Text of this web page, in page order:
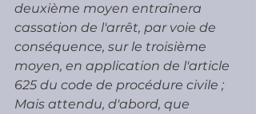
deuxième moyen entraînera
cassation de l'arrêt, par voie de
conséquence, sur le troisième
moyen, en application de l'article
625 du code de procédure civile ;
Mais attendu, d'abord, que